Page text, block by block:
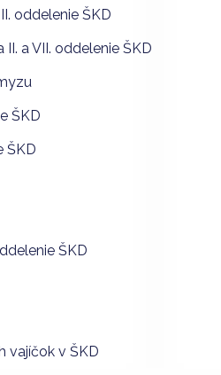
oddelenie ŠKD
a VII. oddelenie ŠKD
ŠKD
ŠKD
ŠKD
vajíčok v ŠKD